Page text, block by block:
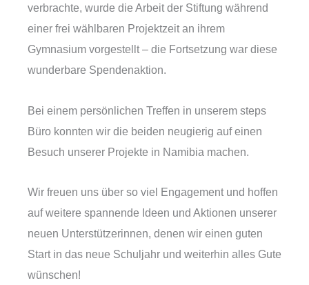
verbrachte, wurde die Arbeit der Stiftung während
einer frei wählbaren Projektzeit an ihrem
Gymnasium vorgestellt – die Fortsetzung war diese
wunderbare Spendenaktion.
Bei einem persönlichen Treffen in unserem steps
Büro konnten wir die beiden neugierig auf einen
Besuch unserer Projekte in Namibia machen.
Wir freuen uns über so viel Engagement und hoffen
auf weitere spannende Ideen und Aktionen unserer
neuen Unterstützerinnen, denen wir einen guten
Start in das neue Schuljahr und weiterhin alles Gute
wünschen!